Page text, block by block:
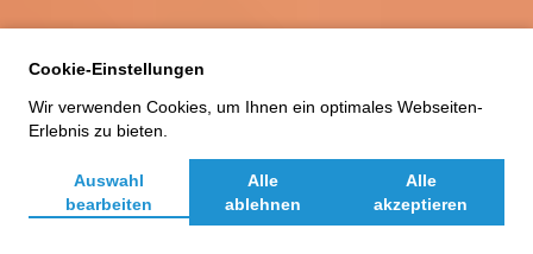
Auf- und Ausbau der Multi-Brand-Plattform
Cookie-Einstellungen
Wir verwenden Cookies, um Ihnen ein optimales Webseiten-
Erlebnis zu bieten.
Auswahl
bearbeiten
Alle
ablehnen
Alle
akzeptieren